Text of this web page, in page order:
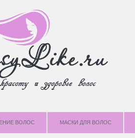
ВОЛОС МАСКИ ДЛЯ ВОЛОС